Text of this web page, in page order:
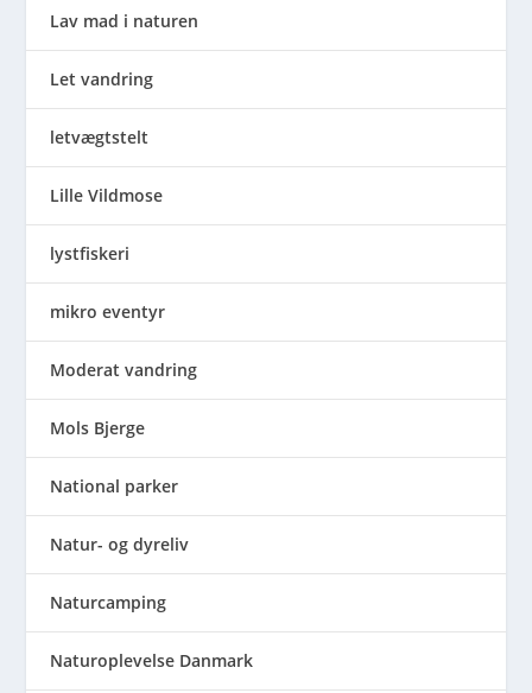
Lav mad i naturen
Let vandring
letvægtstelt
Lille Vildmose
lystfiskeri
mikro eventyr
Moderat vandring
Mols Bjerge
National parker
Natur- og dyreliv
Naturcamping
Naturoplevelse Danmark